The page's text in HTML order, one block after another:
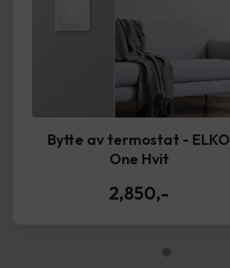
Bytte av termostat - ELKO
One Hvit
2,850,-